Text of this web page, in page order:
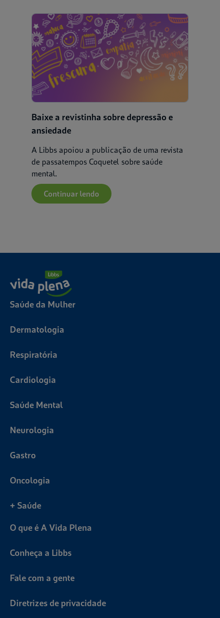
Baixe a revistinha sobre depressão e
ansiedade
A Libbs apoiou a publicação de uma revista
de passatempos Coquetel sobre saúde
mental.
Continuar lendo
Saúde da Mulher
Dermatologia
Respiratória
Cardiologia
Saúde Mental
Neurologia
Gastro
Oncologia
+ Saúde
O que é A Vida Plena
Conheça a Libbs
Fale com a gente
Diretrizes de privacidade